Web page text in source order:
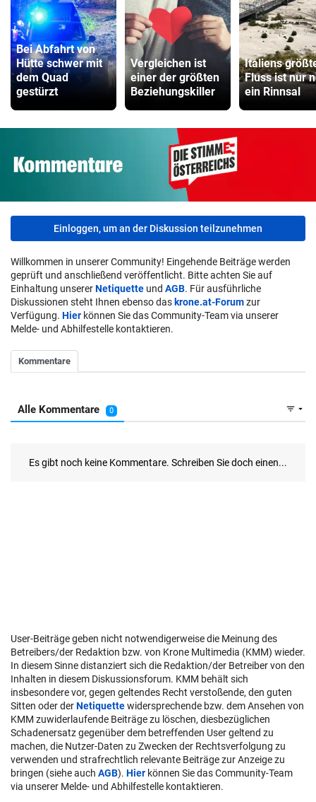
Bei Abfahrt von
Hütte schwer mit
dem Quad
gestürzt
Vergleichen ist
einer der größten
Beziehungskiller
Italiens
Fluss ist nur
ein Rinnsal
Einloggen, um an der Diskussion teilzunehmen
Willkommen in unserer Community! Eingehende Beiträge werden
geprüft und anschließend veröffentlicht. Bitte achten Sie auf
Einhaltung unsererNetiquette und AGB. Für ausführliche
Diskussionen steht Ihnen ebenso das krone.at-Forumzur
Verfügung. Hier können Sie das Community-Team via unserer
Melde- und Abhilfestelle kontaktieren.
User-Beiträge geben nicht notwendigerweise die Meinung des
Betreibers/der Redaktion bzw. von Krone Multimedia (KMM) wieder.
In diesem Sinne distanziert sich die Redaktion/der Betreiber von den
Inhalten in diesem Diskussionsforum. KMM behält sich
insbesondere vor, gegen geltendes Recht verstoßende, den guten
Sitten oder derNetiquettewidersprechende bzw. dem Ansehen von
KMM zuwiderlaufende Beiträge zu löschen, diesbezüglichen
Schadenersatz gegenüber dem betreffenden User geltend zu
machen, die Nutzer-Daten zu Zwecken der Rechtsverfolgung zu
verwenden und strafrechtlich relevante Beiträge zur Anzeige zu
bringen (siehe auch AGB). Hier können Sie das Community-Team
via unserer Melde- und Abhilfestelle kontaktieren.